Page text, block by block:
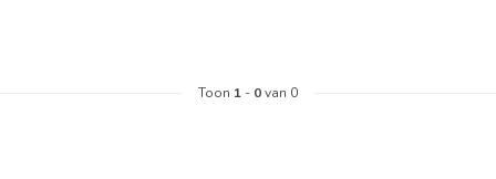
Toon 1 - 0van 0